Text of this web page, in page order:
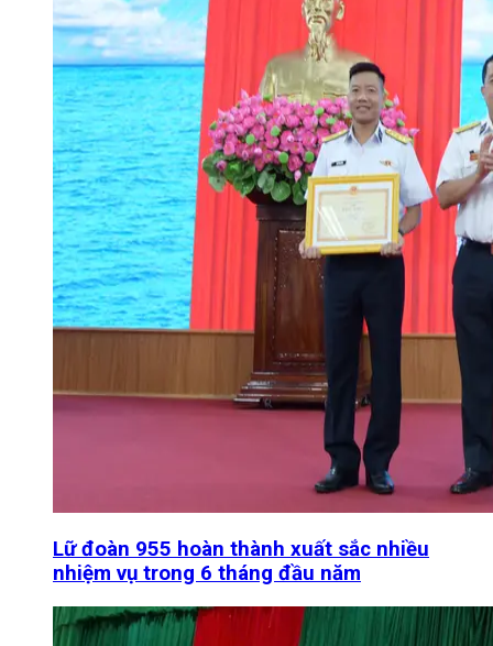
Lữ đoàn 955 hoàn thành xuất sắc nhiều
nhiệm vụ trong 6 tháng đầu năm